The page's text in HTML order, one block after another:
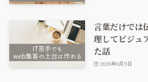
言葉だけでは
理してビジュ
た話
2026年6月5日